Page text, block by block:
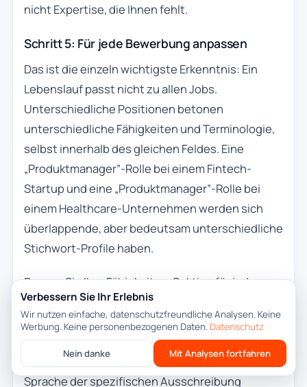
nicht Expertise, die Ihnen fehlt.
Schritt 5: Für jede Bewerbung anpassen
Das ist die einzeln wichtigste Erkenntnis: Ein
Lebenslauf passt nicht zu allen Jobs.
Unterschiedliche Positionen betonen
unterschiedliche Fähigkeiten und Terminologie,
selbst innerhalb des gleichen Feldes. Eine
„Produktmanager”-Rolle bei einem Fintech-
Startup und eine „Produktmanager”-Rolle bei
einem Healthcare-Unternehmen werden sich
überlappende, aber bedeutsam unterschiedliche
Stichwort-Profile haben.
Passen Sie Ihre Fähigkeiten-Sektion für jede
Bewerbung an. Ordnen Sie Erfahrungs-Bullet-
Points neu, damit die relevantesten Leistungen
zuerst erscheinen. Aktualisieren Sie Ihre
professionelle Zusammenfassung, um die
Sprache der spezifischen Ausschreibung
Verbessern Sie Ihr Erlebnis
Wir nutzen einfache, datenschutzfreundliche Analysen. Keine
Werbung. Keine personenbezogenen Daten. Datenschutz
Nein danke Mit Analysen fortfahren